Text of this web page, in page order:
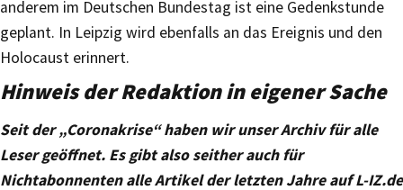
anderem im Deutschen Bundestag ist eine Gedenkstunde
geplant. In Leipzig wird ebenfalls an das Ereignis und den
Holocaust erinnert.
Hinweis der Redaktion in eigener Sache
Seit der „Coronakrise“ haben wir unser Archiv für alle
Leser geöffnet. Es gibt also seither auch für
Nichtabonnenten alle Artikel der letzten Jahre auf L-IZ.de